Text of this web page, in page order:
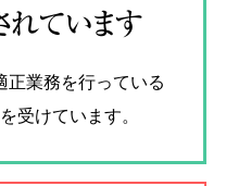
れています
正業務を行っている
受けています。